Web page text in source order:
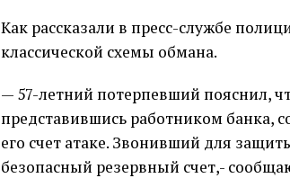
Как рассказали в пресс-службе
классической схемы обмана.
— 57-летний потерпевший пояснил,
представившись работником
его счет атаке. Звонивший для
безопасный резервный счет,-